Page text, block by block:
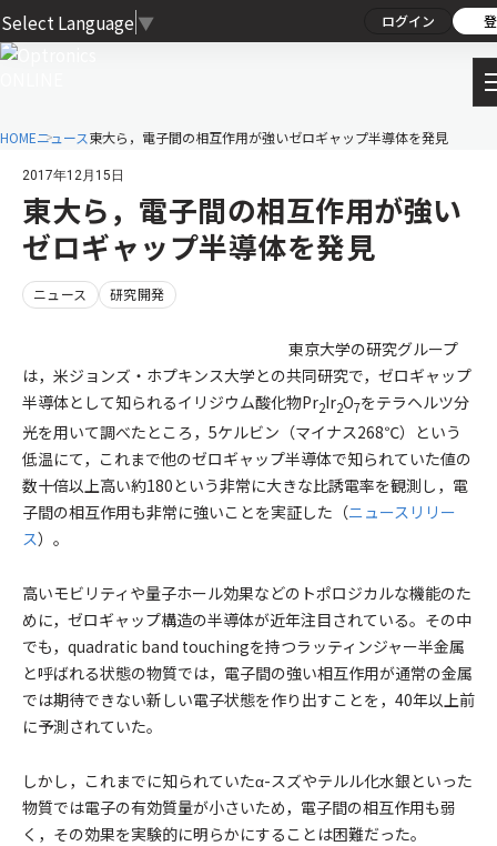
Select Language ▼ ログイン
HOMEニュース東大ら，電子間の相互作用が強いゼロギャップ半導体を発見
2017年12月15日
東大ら，電子間の相互作用が強い
ゼロギャップ半導体を発見
ニュース 研究開発
東京大学の研究グループ
は，米ジョンズ・ホプキンス大学との共同研究で，ゼロギャップ
半導体として知られるイリジウム酸化物Pr2Ir2O7をテラヘルツ分
光を用いて調べたところ，5ケルビン（マイナス268℃）という
低温にて，これまで他のゼロギャップ半導体で知られていた値の
数十倍以上高い約180という非常に大きな比誘電率を観測し，電
子間の相互作用も非常に強いことを実証した（ニュースリリー
ス）。
高いモビリティや量子ホール効果などのトポロジカルな機能のた
めに，ゼロギャップ構造の半導体が近年注目されている。その中
でも，quadratic band touchingを持つラッティンジャー半金属
と呼ばれる状態の物質では，電子間の強い相互作用が通常の金属
では期待できない新しい電子状態を作り出すことを，40年以上前
に予測されていた。
しかし，これまでに知られていたα-スズやテルル化水銀といった
物質では電子の有効質量が小さいため，電子間の相互作用も弱
く，その効果を実験的に明らかにすることは困難だった。